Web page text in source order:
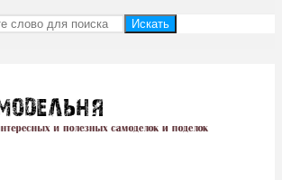
Искать